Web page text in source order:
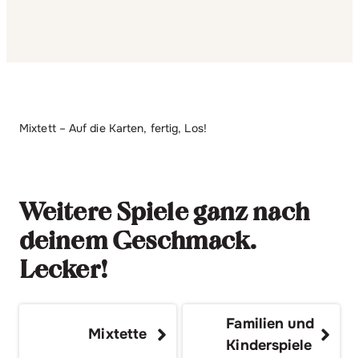
Mixtett – Auf die Karten, fertig, Los!
Weitere Spiele ganz nach
deinem Geschmack.
Lecker!
Mixtette
Familien und
Kinderspiele